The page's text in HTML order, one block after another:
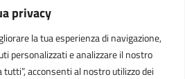
privacy
la tua esperienza di navigazione,
personalizzati e analizzare il nostro
tutti”, acconsenti al nostro utilizzo dei